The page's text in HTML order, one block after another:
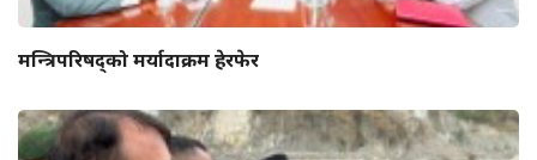
मन्त्रिपरिषद्को मर्यादाक्रम हेरफेर